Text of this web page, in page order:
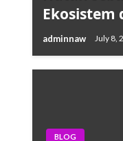
Ekosistem
adminnaw July 8,
BLOG